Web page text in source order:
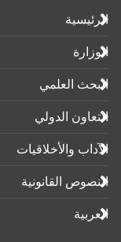
الرئيسية
الوزارة
البحث العلمي
التعاون الدولي
الآداب واﻷخلاقيات
النصوص القانونية
العربية